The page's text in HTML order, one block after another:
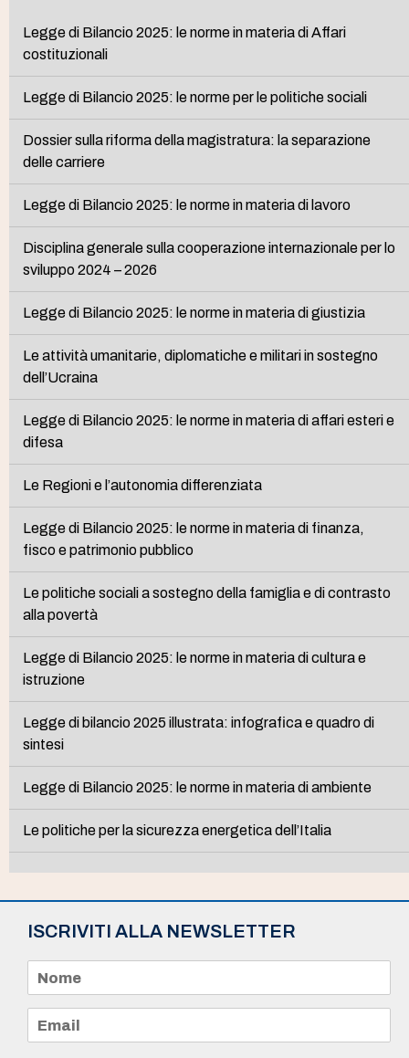
Legge di Bilancio 2025: le norme in materia di Affari
costituzionali
Legge di Bilancio 2025: le norme per le politiche sociali
Dossier sulla riforma della magistratura: la separazione
delle carriere
Legge di Bilancio 2025: le norme in materia di lavoro
Disciplina generale sulla cooperazione internazionale per lo
sviluppo 2024 – 2026
Legge di Bilancio 2025: le norme in materia di giustizia
Le attività umanitarie, diplomatiche e militari in sostegno
dell’Ucraina
Legge di Bilancio 2025: le norme in materia di affari esteri e
difesa
Le Regioni e l’autonomia differenziata
Legge di Bilancio 2025: le norme in materia di finanza,
fisco e patrimonio pubblico
Le politiche sociali a sostegno della famiglia e di contrasto
alla povertà
Legge di Bilancio 2025: le norme in materia di cultura e
istruzione
Legge di bilancio 2025 illustrata: infografica e quadro di
sintesi
Legge di Bilancio 2025: le norme in materia di ambiente
Le politiche per la sicurezza energetica dell’Italia
ISCRIVITI ALLA NEWSLETTER
m
e
a